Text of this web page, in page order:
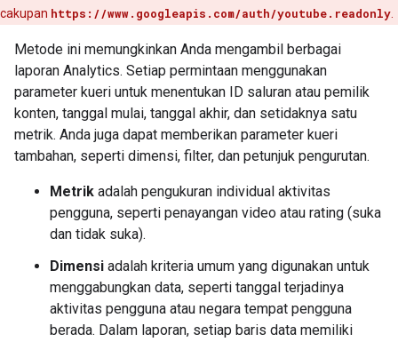
cakupan https://www.googleapis.com/auth/youtube.readonly
Metode ini memungkinkan Anda mengambil berbagai
laporan Analytics. Setiap permintaan menggunakan
parameter kueri untuk menentukan ID saluran atau pemilik
konten, tanggal mulai, tanggal akhir, dan setidaknya satu
metrik. Anda juga dapat memberikan parameter kueri
tambahan, seperti dimensi, filter, dan petunjuk pengurutan.
Metrik adalah pengukuran individual aktivitas
pengguna, seperti penayangan video atau rating (suka
dan tidak suka).
Dimensi adalah kriteria umum yang digunakan untuk
menggabungkan data, seperti tanggal terjadinya
aktivitas pengguna atau negara tempat pengguna
berada. Dalam laporan, setiap baris data memiliki